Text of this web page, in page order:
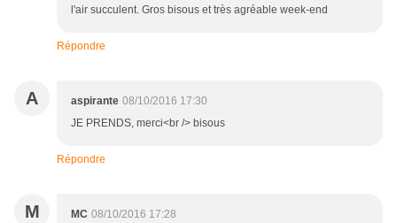
l'air succulent. Gros bisous et très agréable week-end
Répondre
A aspirante 08/10/2016 17:30
JE PRENDS, merci<br /> bisous
Répondre
M MC 08/10/2016 17:28